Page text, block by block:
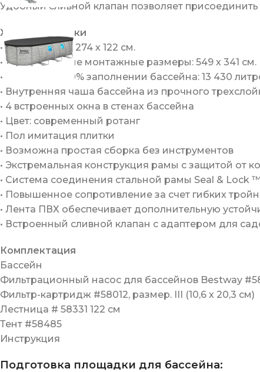
Удобный сливной клапан позволяет
Характеристики
• Размер: 549 х 274 х 122 см.
• Максимальные монтажные размеры: 549 x 341 см.
• Объем при 90% заполнении бассейна: 13 430
• Внутренняя чаша бассейна из прочного
• 4 встроенных окна в стенах бассейна
• Цвет: современный ротанг
• Пол имитация плитки
• Возможна простая сборка без инструментов
• Экстремальная конструкция рамы с защитой от
• Система соединения стальной рамы Seal & Lock
• Повышенное сопротивление за счет гибких
• Лента ПВХ обеспечивает дополнительную
• Встроенный сливной клапан с адаптером для
Комплектация
Бассейн
Фильтрационный насос для бассейнов Bestway
Фильтр-картридж #58012, размер. III (10,6 x 20,3 см)
Лестница # 58331 122 см
Тент #58485
Инструкция
Подготовка площадки для бассейна: